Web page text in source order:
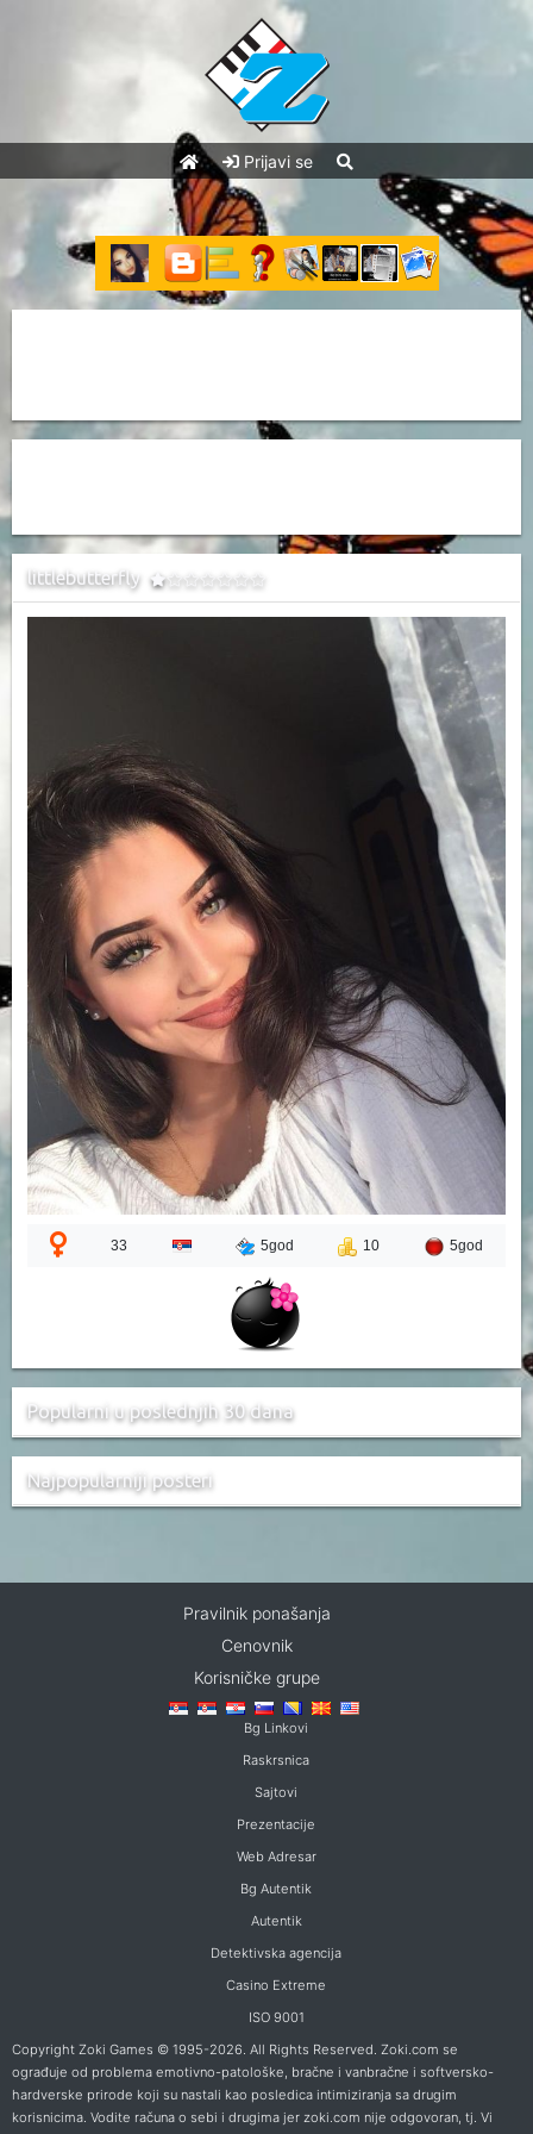
Prijavi se
littlebutterfly
33 5god 10 5god
Popularni u poslednjih 30 dana
Najpopularniji posteri
Pravilnik ponašanja
Cenovnik
Korisničke grupe
Bg Linkovi
Raskrsnica
Sajtovi
Prezentacije
Web Adresar
Bg Autentik
Autentik
Detektivska agencija
Casino Extreme
ISO 9001
Copyright Zoki Games © 1995-2026. All Rights Reserved. Zoki.com se
ograđuje od problema emotivno-patološke, bračne i vanbračne i softversko-
hardverske prirode koji su nastali kao posledica intimiziranja sa drugim
korisnicima. Vodite računa o sebi i drugima jer zoki.com nije odgovoran, tj. Vi